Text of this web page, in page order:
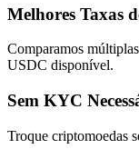
Melhores Taxas
Comparamos
USDC disponível.
Sem KYC
Troque criptomoedas